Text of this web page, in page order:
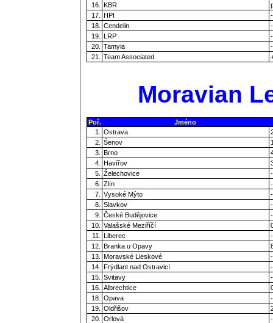
16.
KBR
17.
HPI
-
18.
Cendelin
-
19.
LRP
-
20.
Tamyia
-
21.
Team Associated
Moravian
Poř.
Jméno
1.
Ostrava
2.
Šenov
3.
Brno
4.
Havířov
5.
Želechovice
-
6.
Zlín
-
7.
Vysoké Mýto
-
8.
Slavkov
-
9.
České Budějovice
-
10.
Valašské Meziříčí
11.
Liberec
-
12.
Branka u Opavy
13.
Moravské Lieskové
-
14.
Frýdlant nad Ostravicí
-
15.
Svitavy
-
16.
Albrechtice
18.
Opava
-
19.
Oldřišov
20.
Orlová
-